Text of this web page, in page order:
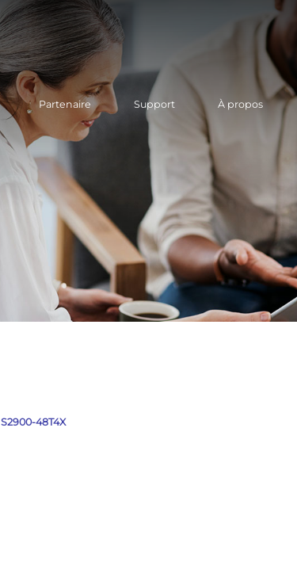
Partenaire Support À propos
S2900-48T4X